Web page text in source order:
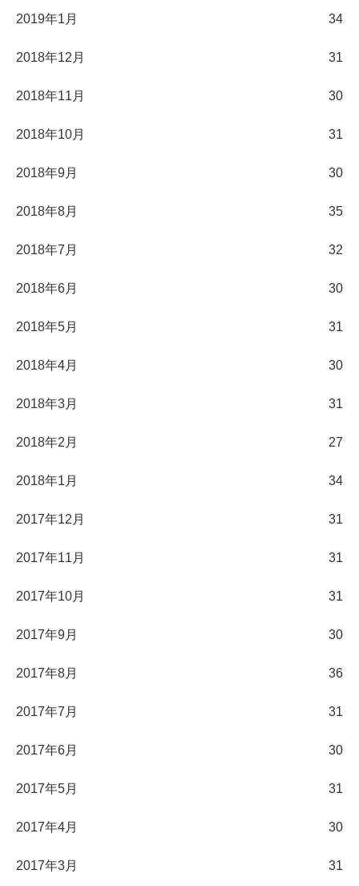
2019年1月 34
2018年12月 31
2018年11月 30
2018年10月 31
2018年9月 30
2018年8月 35
2018年7月 32
2018年6月 30
2018年5月 31
2018年4月 30
2018年3月 31
2018年2月 27
2018年1月 34
2017年12月 31
2017年11月 31
2017年10月 31
2017年9月 30
2017年8月 36
2017年7月 31
2017年6月 30
2017年5月 31
2017年4月 30
2017年3月 31